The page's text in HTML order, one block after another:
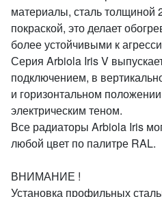
материалы, сталь толщиной
покраской, это делает
более устойчивыми к
Серия Arbiola Iris V
подключением, в
и горизонтальном
электрическим теном.
Все радиаторы Arbiola Iris
любой цвет по палитре RAL.
ВНИМАНИЕ !
Установка профильных